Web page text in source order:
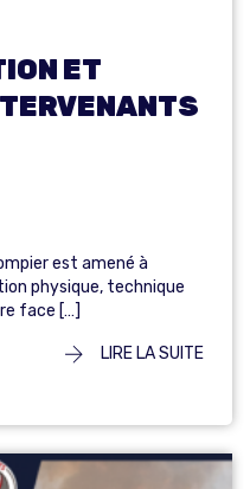
ET
est amené à
physique, technique
face […]
LIRE LA SUITE